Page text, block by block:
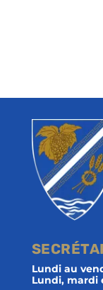
Lundi au
Lundi, mardi